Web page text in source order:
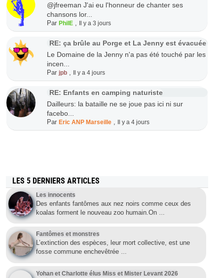
@jfreeman J'ai eu l'honneur de chanter ses
chansons lor...
Par PhilE, Il y a 3 jours
RE: ça brûle au Porge et La Jenny est évacuée
Le Domaine de la Jenny n'a pas été touché par les
incen...
Par jpb, Il y a 4 jours
RE: Enfants en camping naturiste
Dailleurs: la bataille ne se joue pas ici ni sur
facebo...
Par Eric ANP Marseille, Il y a 4 jours
LES 5 DERNIERS ARTICLES
Les innocents
Des enfants fantômes aux nez noirs comme ceux des
koalas forment le nouveau zoo humain.On
Fantômes et monstres
L’extinction des espèces, leur mort collective, est une
fosse commune enchevêtrée …
Yohan et Charlotte élus Miss et Mister Levant 2026